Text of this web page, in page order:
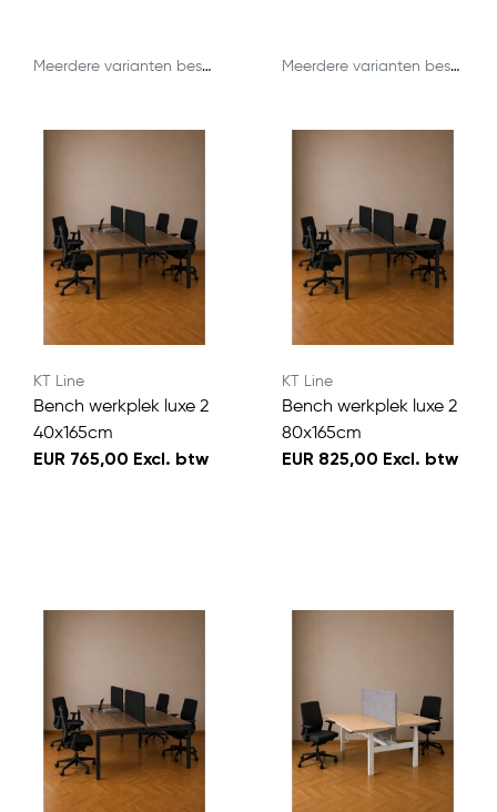
Meerdere varianten beschikbaar Meerdere varianten beschikbaar
KT Line
Bench werkplek luxe 2
40x165cm
EUR 765,00 Excl. btw
KT Line
Bench werkplek luxe 2
80x165cm
EUR 825,00 Excl. btw